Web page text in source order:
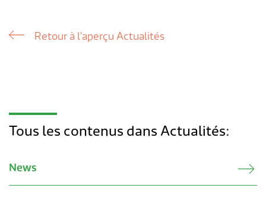
Retour à l'aperçu Actualités
Tous les contenus dans Actualités:
News